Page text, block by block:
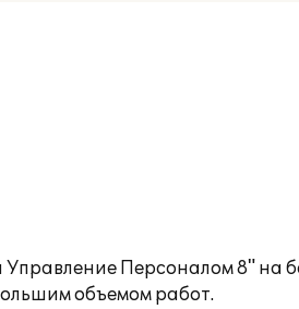
Персоналом 8" на
объемом работ.